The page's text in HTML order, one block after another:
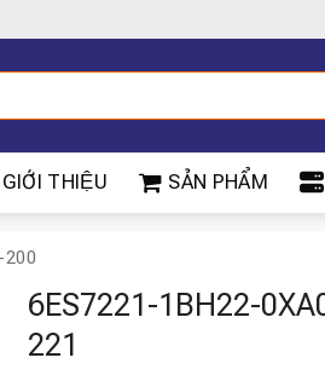
GIỚI THIỆU SẢN PHẨM
6ES7221-1BH22-
221